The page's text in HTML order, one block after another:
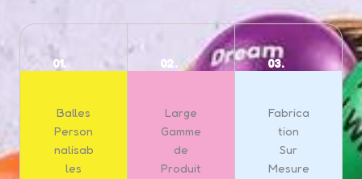
01.
Balles
Person
nalisab
les
02.
Large
Gamme
de
Produit
03.
Fabrica
tion
Sur
Mesure